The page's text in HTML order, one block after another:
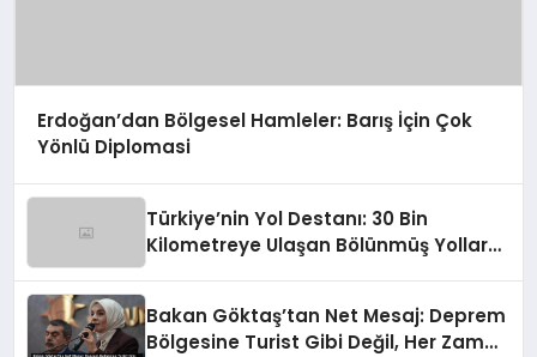
Erdoğan’dan Bölgesel Hamleler: Barış İçin Çok
Yönlü Diplomasi
Türkiye’nin Yol Destanı: 30 Bin
Kilometreye Ulaşan Bölünmüş Yollar
Bakan Göktaş’tan Net Mesaj: Deprem
Bölgesine Turist Gibi Değil, Her Zaman